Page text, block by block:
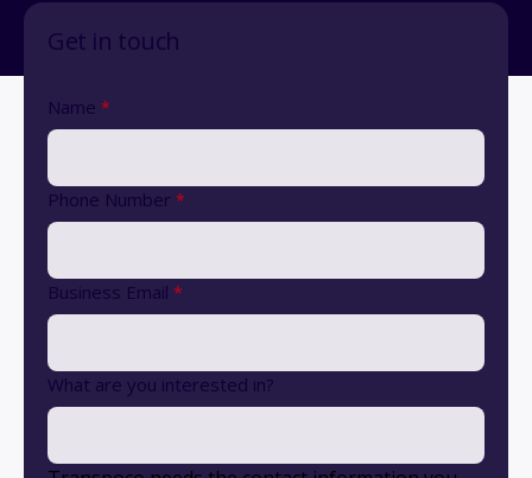
Get in touch
Name *
Phone Number *
Business Email *
What are you interested in?